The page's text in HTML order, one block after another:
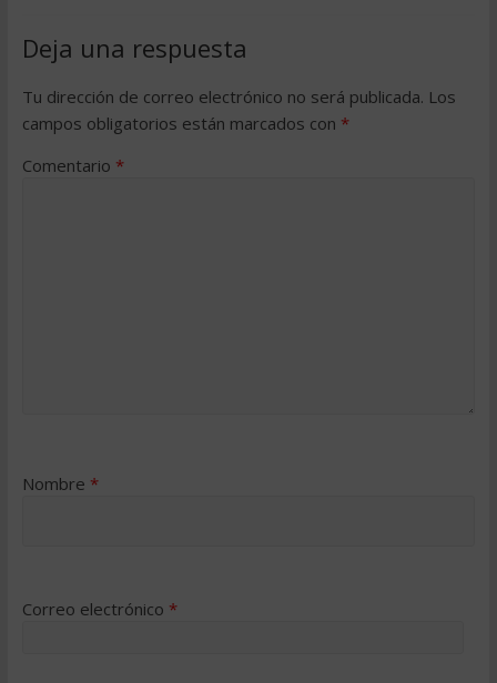
Deja una respuesta
Tu dirección de correo electrónico no será publicada. Los
campos obligatorios están marcados con *
Comentario *
Nombre *
Correo electrónico *